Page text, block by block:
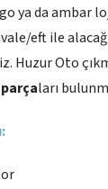
ya da ambar
eft ile
Huzur Oto
ları